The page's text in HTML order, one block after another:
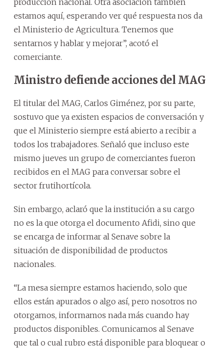
estamos aquí, esperando ver qué respuesta nos da
el Ministerio de Agricultura. Tenemos que
sentarnos y hablar y mejorar”, acotó el
comerciante.
Ministro defiende acciones del MAG
El titular del MAG, Carlos Giménez, por su parte,
sostuvo que ya existen espacios de conversación y
que el Ministerio siempre está abierto a recibir a
todos los trabajadores. Señaló que incluso este
mismo jueves un grupo de comerciantes fueron
recibidos en el MAG para conversar sobre el
sector frutihortícola.
Sin embargo, aclaró que la institución a su cargo
no es la que otorga el documento Afidi, sino que
se encarga de informar al Senave sobre la
situación de disponibilidad de productos
nacionales.
“La mesa siempre estamos haciendo, solo que
ellos están apurados o algo así, pero nosotros no
otorgamos, informamos nada más cuando hay
productos disponibles. Comunicamos al Senave
que tal o cual rubro está disponible para bloquear o